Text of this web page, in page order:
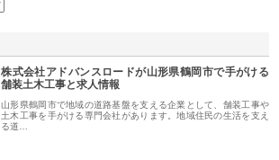
株式会社アドバンスロードが山形県鶴岡市で手がける
舗装土木工事と求人情報
山形県鶴岡市で地域の道路基盤を支える企業として、舗装工事や
土木工事を手がける専門会社があります。地域住民の生活を支え
る道…